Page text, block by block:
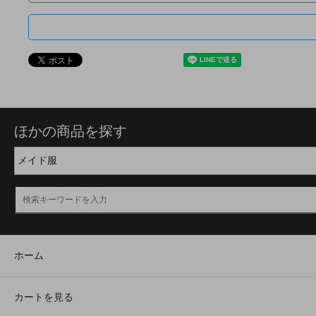
ほかの商品を探す
ホーム
カートを見る